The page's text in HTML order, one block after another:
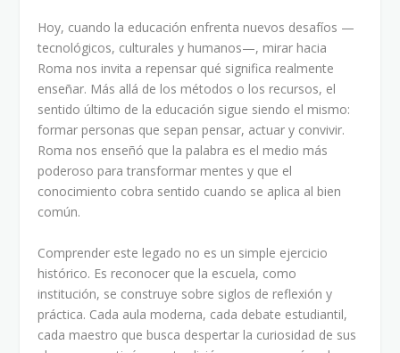
Hoy, cuando la educación enfrenta nuevos desafíos —
tecnológicos, culturales y humanos—, mirar hacia
Roma nos invita a repensar qué significa realmente
enseñar. Más allá de los métodos o los recursos, el
sentido último de la educación sigue siendo el mismo:
formar personas que sepan pensar, actuar y convivir.
Roma nos enseñó que la palabra es el medio más
poderoso para transformar mentes y que el
conocimiento cobra sentido cuando se aplica al bien
común.
Comprender este legado no es un simple ejercicio
histórico. Es reconocer que la escuela, como
institución, se construye sobre siglos de reflexión y
práctica. Cada aula moderna, cada debate estudiantil,
cada maestro que busca despertar la curiosidad de sus